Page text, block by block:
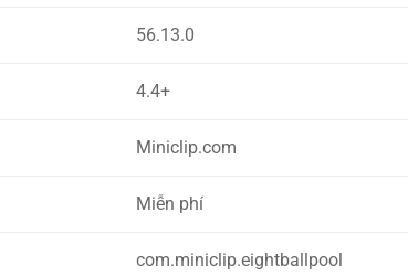
56.13.0
4.4+
Miniclip.com
Miễn phí
com.miniclip.eightballpool